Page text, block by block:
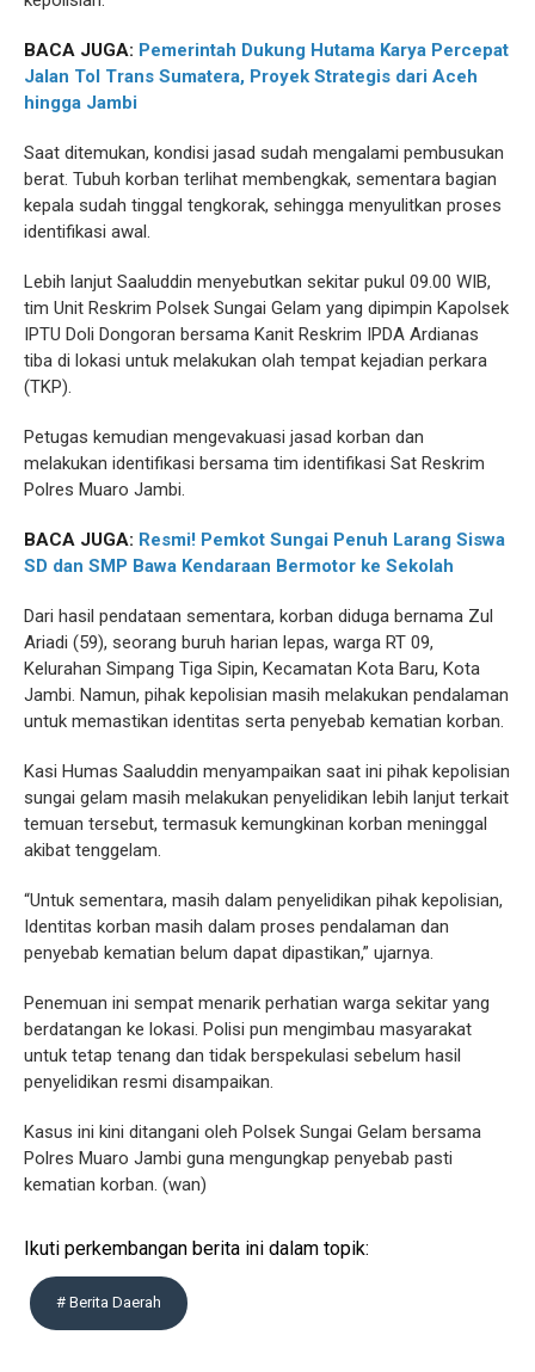
BACA JUGA: Pemerintah Dukung Hutama Karya Percepat
Jalan Tol Trans Sumatera, Proyek Strategis dari Aceh
hingga Jambi
Saat ditemukan, kondisi jasad sudah mengalami pembusukan
berat. Tubuh korban terlihat membengkak, sementara bagian
kepala sudah tinggal tengkorak, sehingga menyulitkan proses
identifikasi awal.
Lebih lanjut Saaluddin menyebutkan sekitar pukul 09.00 WIB,
tim Unit Reskrim Polsek Sungai Gelam yang dipimpin Kapolsek
IPTU Doli Dongoran bersama Kanit Reskrim IPDA Ardianas
tiba di lokasi untuk melakukan olah tempat kejadian perkara
(TKP).
Petugas kemudian mengevakuasi jasad korban dan
melakukan identifikasi bersama tim identifikasi Sat Reskrim
Polres Muaro Jambi.
BACA JUGA: Resmi! Pemkot Sungai Penuh Larang Siswa
SD dan SMP Bawa Kendaraan Bermotor ke Sekolah
Dari hasil pendataan sementara, korban diduga bernama Zul
Ariadi (59), seorang buruh harian lepas, warga RT 09,
Kelurahan Simpang Tiga Sipin, Kecamatan Kota Baru, Kota
Jambi. Namun, pihak kepolisian masih melakukan pendalaman
untuk memastikan identitas serta penyebab kematian korban.
Kasi Humas Saaluddin menyampaikan saat ini pihak kepolisian
sungai gelam masih melakukan penyelidikan lebih lanjut terkait
temuan tersebut, termasuk kemungkinan korban meninggal
akibat tenggelam.
“Untuk sementara, masih dalam penyelidikan pihak kepolisian,
Identitas korban masih dalam proses pendalaman dan
penyebab kematian belum dapat dipastikan,” ujarnya.
Penemuan ini sempat menarik perhatian warga sekitar yang
berdatangan ke lokasi. Polisi pun mengimbau masyarakat
untuk tetap tenang dan tidak berspekulasi sebelum hasil
penyelidikan resmi disampaikan.
Kasus ini kini ditangani oleh Polsek Sungai Gelam bersama
Polres Muaro Jambi guna mengungkap penyebab pasti
kematian korban. (wan)
Ikuti perkembangan berita ini dalam topik:
# Berita Daerah